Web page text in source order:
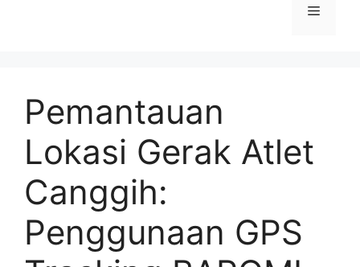
Menu
Pemantauan
Lokasi Gerak Atlet
Canggih:
Penggunaan GPS